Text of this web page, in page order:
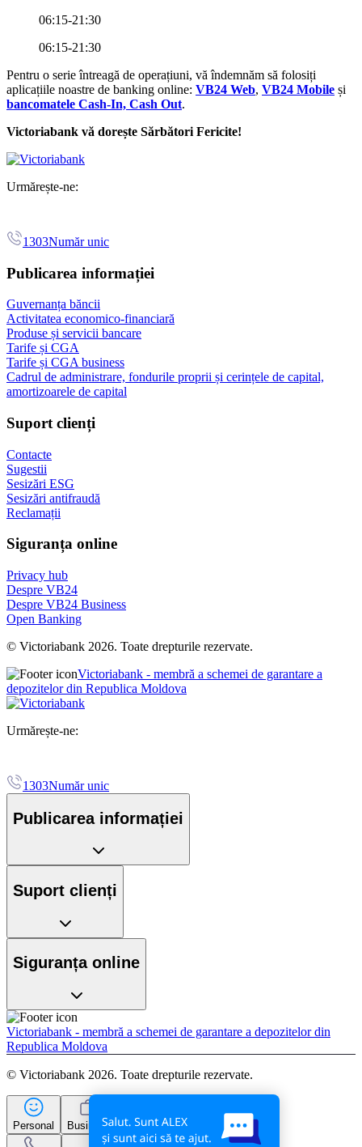
06:15-21:30
06:15-21:30
Pentru o serie întreagă de operațiuni, vă îndemnăm să folosiți
aplicațiile noastre de banking online: VB24 Web, VB24 Mobile și
bancomatele Cash-In, Cash Out.
Victoriabank vă dorește Sărbători Fericite!
Urmărește-ne:
1303Număr unic
Publicarea informației
Guvernanța băncii
Activitatea economico-financiară
Produse și servicii bancare
Tarife și CGA
Tarife și CGA business
Cadrul de administrare, fondurile proprii și cerințele de capital,
amortizoarele de capital
Suport clienți
Contacte
Sugestii
Sesizări ESG
Sesizări antifraudă
Reclamații
Siguranța online
Privacy hub
Despre VB24
Despre VB24 Business
Open Banking
© Victoriabank 2026. Toate drepturile rezervate.
Victoriabank - membră a schemei de garantare a
depozitelor din Republica Moldova
Urmărește-ne:
1303Număr unic
Publicarea informației
Suport clienți
Siguranța online
Victoriabank - membră a schemei de garantare a depozitelor din
Republica Moldova
© Victoriabank 2026. Toate drepturile rezervate.
Personal Business